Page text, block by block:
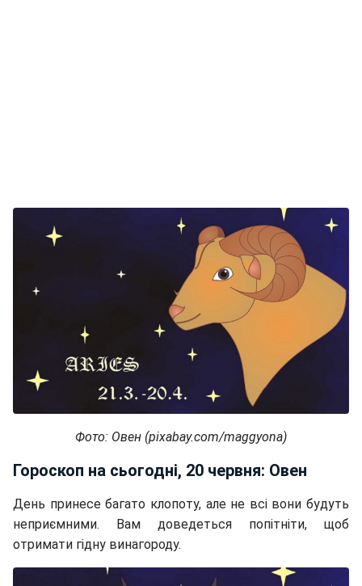
Фото: Овен (pixabay.com/maggyona)
Гороскоп на сьогодні, 20 червня: Овен
День принесе багато клопоту, але не всі вони будуть
неприємними. Вам доведеться попітніти, щоб
отримати гідну винагороду.